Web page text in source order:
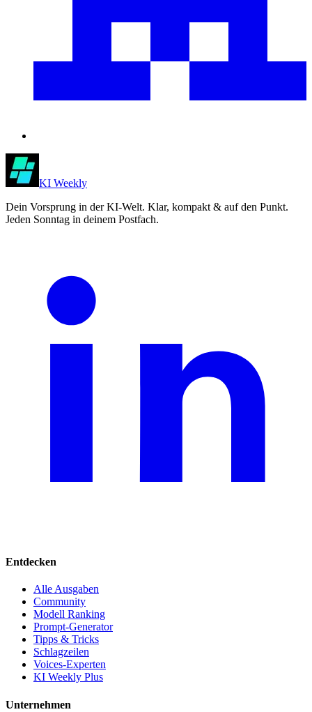
KI Weekly
Dein Vorsprung in der KI-Welt. Klar, kompakt & auf den Punkt.
Jeden Sonntag in deinem Postfach.
Entdecken
Alle Ausgaben
Community
Modell Ranking
Prompt-Generator
Tipps & Tricks
Schlagzeilen
Voices-Experten
KI Weekly Plus
Unternehmen